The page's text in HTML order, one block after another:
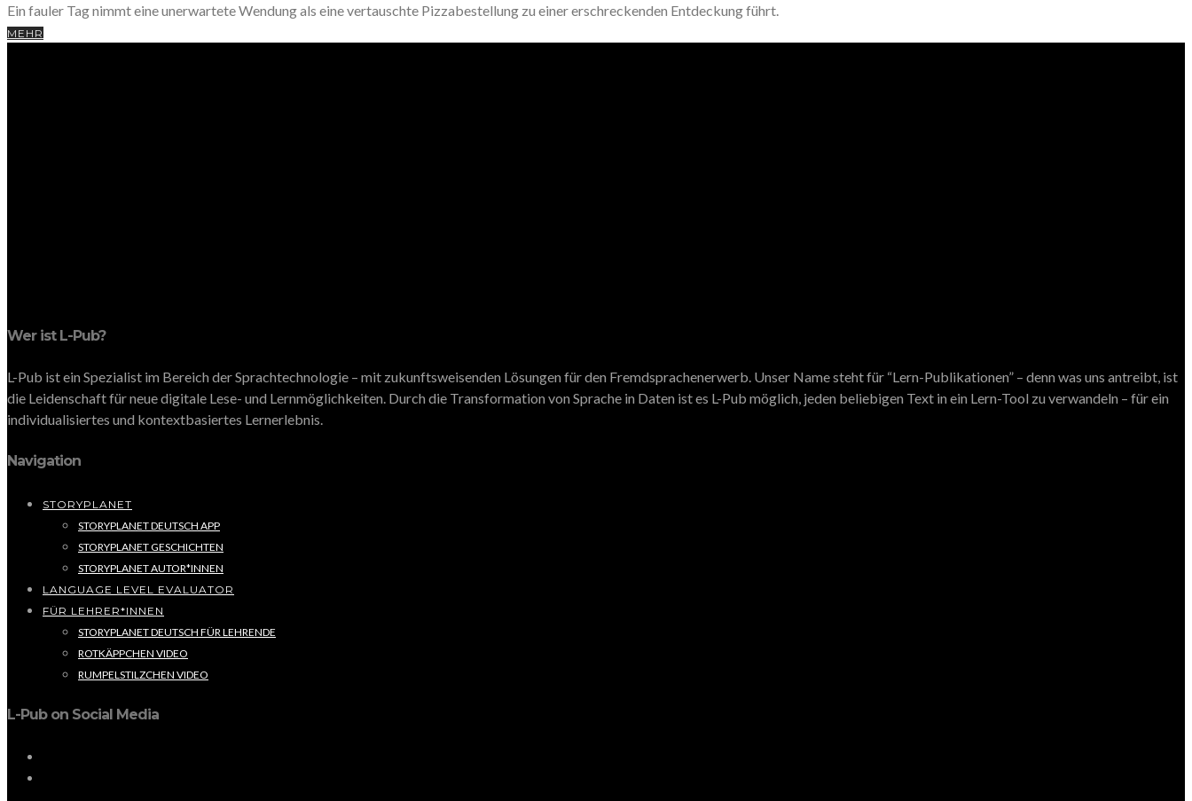
Ein fauler Tag nimmt eine unerwartete Wendung als eine vertauschte Pizzabestellung zu einer erschreckenden Entdeckung führt.
MEHR
Wer ist L-Pub?
L-Pub ist ein Spezialist im Bereich der Sprachtechnologie – mit zukunftsweisenden Lösungen für den Fremdsprachenerwerb. Unser Name steht für “Lern-Publikationen” – denn was uns antreibt, ist
die Leidenschaft für neue digitale Lese- und Lernmöglichkeiten. Durch die Transformation von Sprache in Daten ist es L-Pub möglich, jeden beliebigen Text in ein Lern-Tool zu verwandeln – für ein
individualisiertes und kontextbasiertes Lernerlebnis.
Navigation
STORYPLANET
STORYPLANET DEUTSCH APP
STORYPLANET GESCHICHTEN
STORYPLANET AUTOR*INNEN
LANGUAGE LEVEL EVALUATOR
FÜR LEHRER*INNEN
STORYPLANET DEUTSCH FÜR LEHRENDE
ROTKÄPPCHEN VIDEO
RUMPELSTILZCHEN VIDEO
L-Pub on Social Media